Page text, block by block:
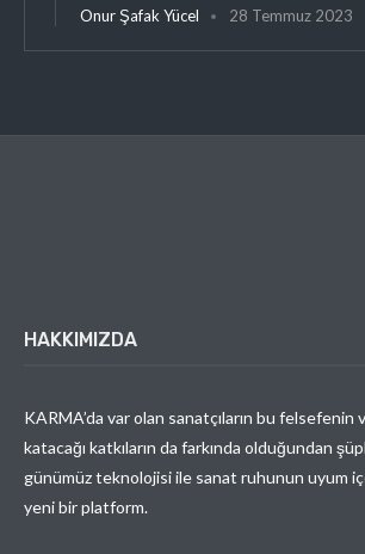
Onur Şafak Yücel 28 Temmuz 2023
HAKKIMIZDA
KARMA’da var olan sanatçıların bu felsefenin
katacağı katkıların da farkında olduğundan
günümüz teknolojisi ile sanat ruhunun uyum
yeni bir platform.